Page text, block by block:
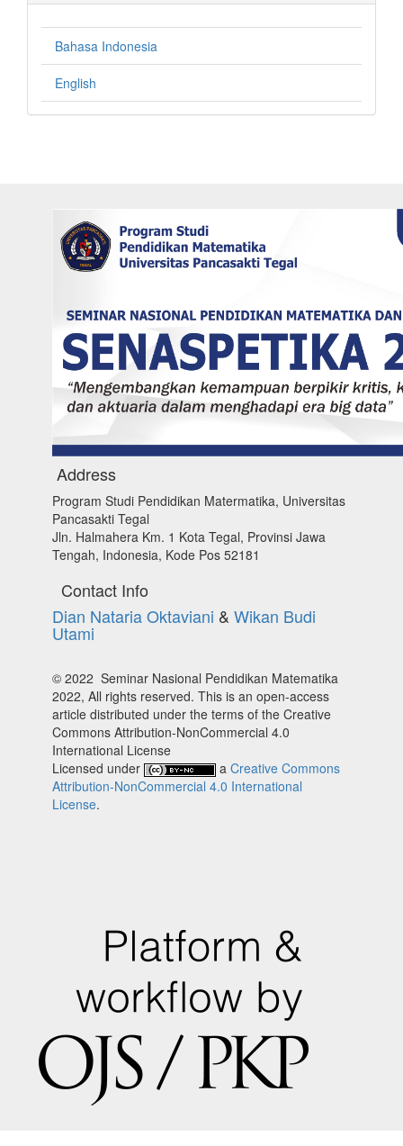
Bahasa Indonesia
English
Address
Program Studi Pendidikan Matermatika, Universitas
Pancasakti Tegal
Jln. Halmahera Km. 1 Kota Tegal, Provinsi Jawa
Tengah, Indonesia, Kode Pos 52181
Contact Info
Dian Nataria Oktaviani & Wikan Budi
Utami
© 2022 Seminar Nasional Pendidikan Matematika
2022, All rights reserved. This is an open-access
article distributed under the terms of the Creative
Commons Attribution-NonCommercial 4.0
International License
Licensed under
a Creative Commons
Attribution-NonCommercial 4.0 International
License.